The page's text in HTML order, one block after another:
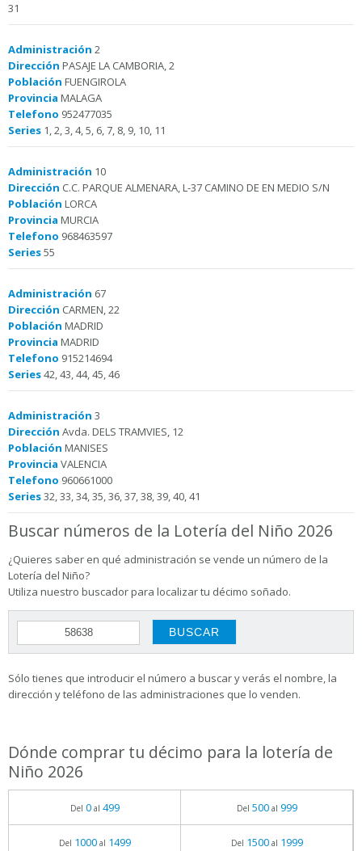
31
Administración 2
Dirección PASAJE LA CAMBORIA, 2
Población FUENGIROLA
Provincia MALAGA
Telefono 952477035
Series 1, 2, 3, 4, 5, 6, 7, 8, 9, 10, 11
Administración 10
Dirección C.C. PARQUE ALMENARA, L-37 CAMINO DE EN MEDIO S/N
Población LORCA
Provincia MURCIA
Telefono 968463597
Series55
Administración 67
Dirección CARMEN, 22
Población MADRID
Provincia MADRID
Telefono 915214694
Series42, 43, 44, 45, 46
Administración 3
Dirección Avda. DELS TRAMVIES, 12
Población MANISES
Provincia VALENCIA
Telefono 960661000
Series32, 33, 34, 35, 36, 37, 38, 39, 40, 41
Buscar números de la Lotería del Niño 2026
¿Quieres saber en qué administración se vende un número de la
Lotería del Niño?
Utiliza nuestro buscador para localizar tu décimo soñado.
Sólo tienes que introducir el número a buscar y verás el nombre, la
dirección y teléfono de las administraciones que lo venden.
Dónde comprar tu décimo para la lotería de
Niño 2026
Del 0al 499 Del 500al 999
Del 1000al 1499 Del 1500al 1999